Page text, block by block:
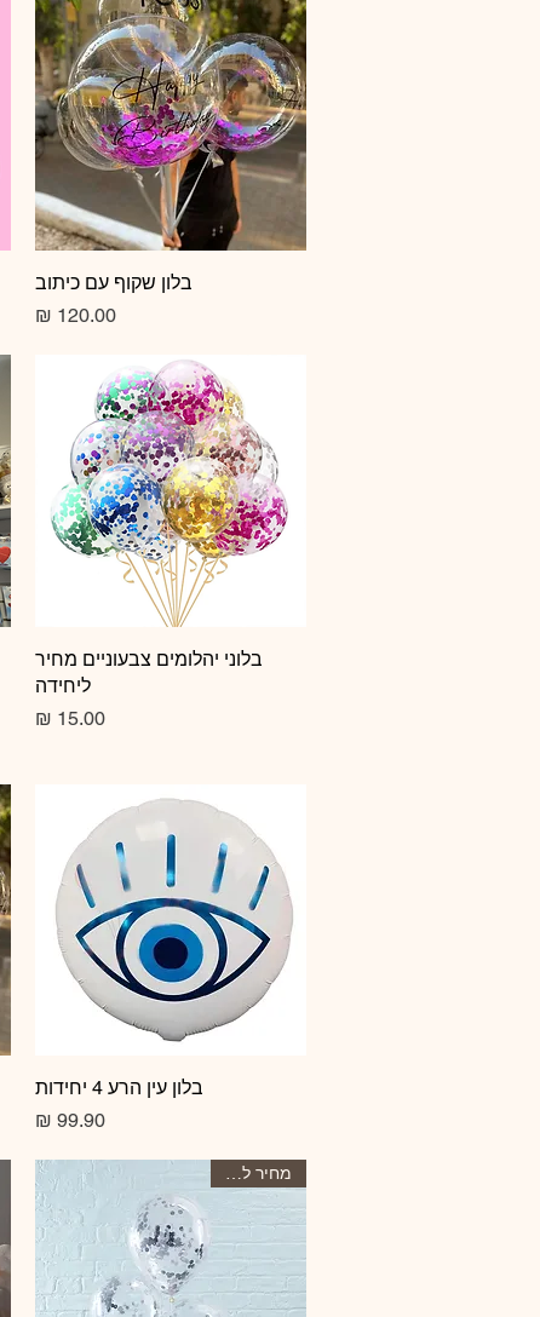
תצוגה מהירה
בלון שקוף עם כיתוב
מחיר
‏120.00 ‏₪
תצוגה מהירה
בלוני יהלומים צבעוניים מחיר
ליחידה
מחיר
‏15.00 ‏₪
תצוגה מהירה
בלון עין הרע 4 יחידות
מחיר
‏99.90 ‏₪